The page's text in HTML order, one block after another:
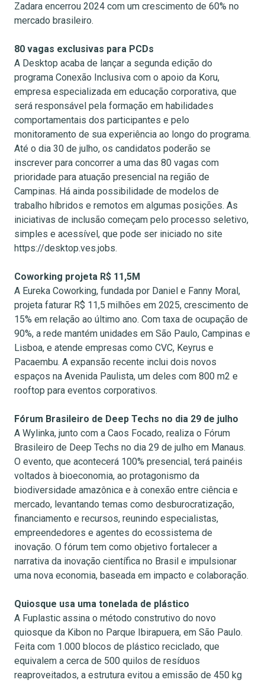
Zadara encerrou 2024 com um crescimento de 60% no
mercado brasileiro.
80 vagas exclusivas para PCDs
A Desktop acaba de lançar a segunda edição do
programa Conexão Inclusiva com o apoio da Koru,
empresa especializada em educação corporativa, que
será responsável pela formação em habilidades
comportamentais dos participantes e pelo
monitoramento de sua experiência ao longo do programa.
Até o dia 30 de julho, os candidatos poderão se
inscrever para concorrer a uma das 80 vagas com
prioridade para atuação presencial na região de
Campinas. Há ainda possibilidade de modelos de
trabalho híbridos e remotos em algumas posições. As
iniciativas de inclusão começam pelo processo seletivo,
simples e acessível, que pode ser iniciado no site
https://desktop.ves.jobs.
Coworking projeta R$ 11,5M
A Eureka Coworking, fundada por Daniel e Fanny Moral,
projeta faturar R$ 11,5 milhões em 2025, crescimento de
15% em relação ao último ano. Com taxa de ocupação de
90%, a rede mantém unidades em São Paulo, Campinas e
Lisboa, e atende empresas como CVC, Keyrus e
Pacaembu. A expansão recente inclui dois novos
espaços na Avenida Paulista, um deles com 800 m2 e
rooftop para eventos corporativos.
Fórum Brasileiro de Deep Techs no dia 29 de julho
A Wylinka, junto com a Caos Focado, realiza o Fórum
Brasileiro de Deep Techs no dia 29 de julho em Manaus.
O evento, que acontecerá 100% presencial, terá painéis
voltados à bioeconomia, ao protagonismo da
biodiversidade amazônica e à conexão entre ciência e
mercado, levantando temas como desburocratização,
financiamento e recursos, reunindo especialistas,
empreendedores e agentes do ecossistema de
inovação. O fórum tem como objetivo fortalecer a
narrativa da inovação científica no Brasil e impulsionar
uma nova economia, baseada em impacto e colaboração.
Quiosque usa uma tonelada de plástico
A Fuplastic assina o método construtivo do novo
quiosque da Kibon no Parque Ibirapuera, em São Paulo.
Feita com 1.000 blocos de plástico reciclado, que
equivalem a cerca de 500 quilos de resíduos
reaproveitados, a estrutura evitou a emissão de 450 kg